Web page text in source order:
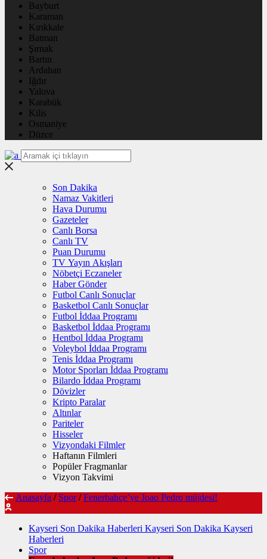
Bayburt
Karaman
Kırıkkale
Batman
Şırnak
Bartın
Ardahan
Iğdır
Yalova
Karabük
Kilis
Osmaniye
Düzce
Son Dakika
Namaz Vakitleri
Hava Durumu
Gazeteler
Canlı Borsa
Canlı TV
Puan Durumu
TV Yayın Akışları
Nöbetçi Eczaneler
Haber Gönder
Futbol Canlı Sonuçlar
Basketbol Canlı Sonuçlar
Futbol İddaa Programı
Basketbol İddaa Programı
Hentbol İddaa Programı
Voleybol İddaa Programı
Tenis İddaa Programı
Motor Sporları İddaa Programı
Bilardo İddaa Programı
Dövizler
Kripto Paralar
Altınlar
Pariteler
Hisseler
Vizyondaki Filmler
Haftanın Filmleri
Popüler Fragmanlar
Vizyon Takvimi
Anasayfa / Spor / Fenerbahçe’ye Joao Pedro müjdesi!
Kayseri Son Dakika Haberleri Kayseri Son Dakika Kayseri
Haberleri
Spor